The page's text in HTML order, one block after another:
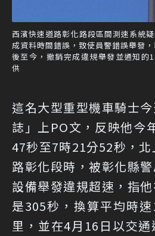
西濱快速道路彰化路段區間測速系統
成資料時間錯誤，致使員警錯誤舉發
後至今，撤銷完成違規舉發並通知的
供
這名大型重型機車騎士
誌」上PO文，反映他今
47秒至7時21分52秒，
路彰化段時，被彰化縣
設備舉發違規超速，指
是305秒，換算平均時
里，並在4月16日以交